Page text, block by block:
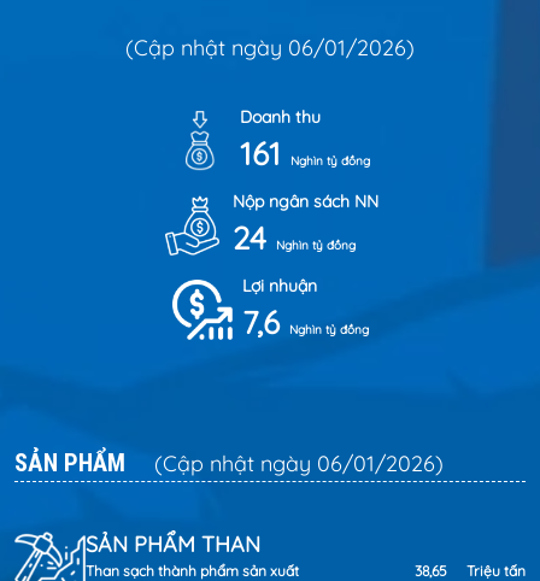
(Cập nhật ngày 06/01/2026)
Doanh thu
161 Nghìn tỷ đồng
Nộp ngân sách NN
24 Nghìn tỷ đồng
Lợi nhuận
7,6 Nghìn tỷ đồng
SẢN PHẨM (Cập nhật ngày 06/01/2026)
SẢN PHẨM THAN
Than sạch thành phẩm sản xuất 38,65
Triệu tấn